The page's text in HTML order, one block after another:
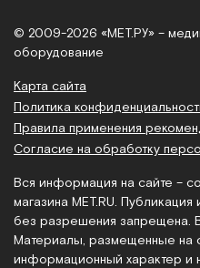
© 2009-2026 «МЕТ.РУ» –
оборудование
Карта сайта
Политика
Правила применения
Согласие на обработку
Вся информация на сайте –
магазина MET.RU.
без разрешения запрещена.
Материалы, размещенные на
информационный характер и